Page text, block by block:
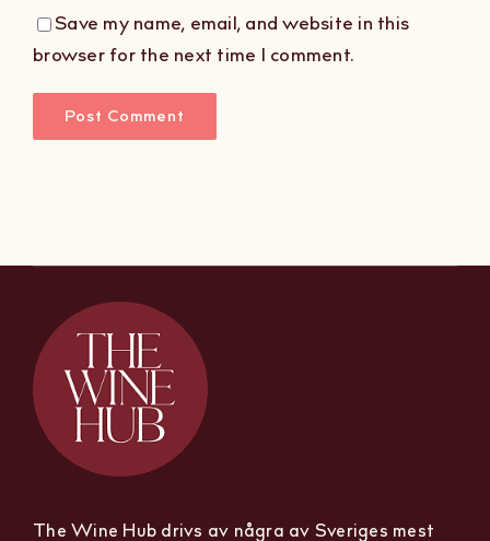
Save my name, email, and website in this
browser for the next time I comment.
The Wine Hub drivs av några av Sveriges mest